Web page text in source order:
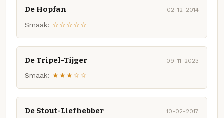
De Hopfan 02-12-2014
Smaak: ☆☆☆☆☆
De Tripel-Tijger 09-11-2023
Smaak: ★★★☆☆
De Stout-Liefhebber 10-02-2017